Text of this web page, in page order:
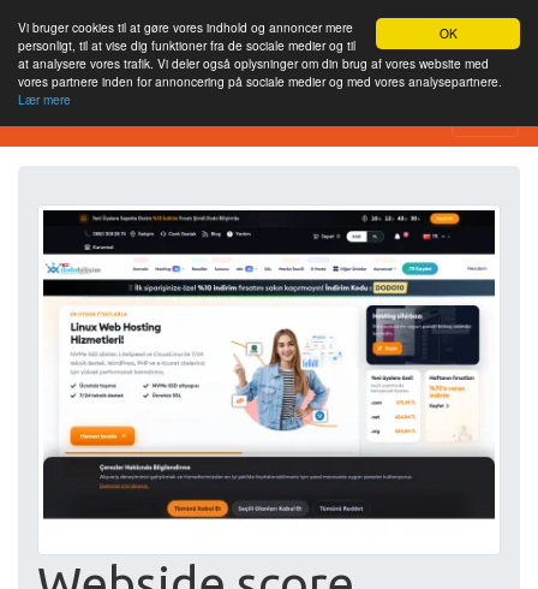
OK
Vi bruger cookies til at gøre vores indhold og annoncer mere
personligt, til at vise dig funktioner fra de sociale medier og til
at analysere vores trafik. Vi deler også oplysninger om din brug af vores website med
vores partnere inden for annoncering på sociale medier og med vores analysepartnere.
Lær mere
Værktøj til webstedsanalyse